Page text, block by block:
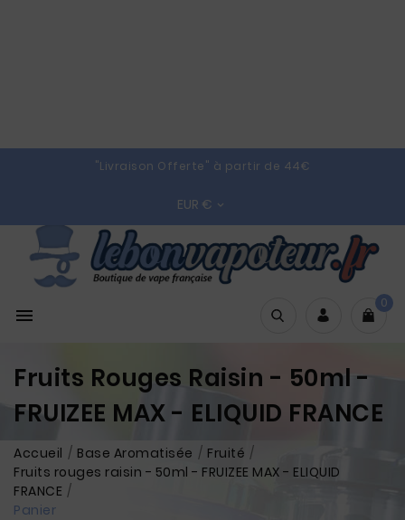
"Livraison Offerte" à partir de 44€
EUR € 

0
Fruits Rouges Raisin - 50ml -
FRUIZEE MAX - ELIQUID FRANCE
Accueil Base Aromatisée
Fruité
Fruits rouges raisin - 50ml - FRUIZEE MAX - ELIQUID
FRANCE
Panier